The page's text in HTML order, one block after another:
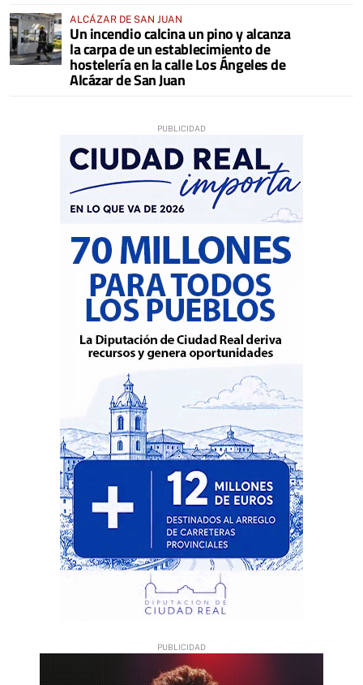
ALCÁZAR DE SAN JUAN
Un incendio calcina un pino y alcanza
la carpa de un establecimiento de
hostelería en la calle Los Ángeles de
Alcázar de San Juan